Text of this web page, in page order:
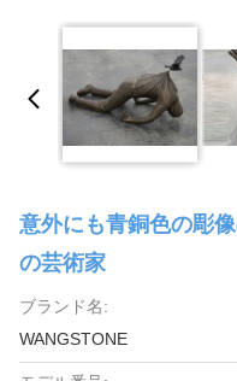
意外にも青銅色の彫
の芸術家
ブランド名:
WANGSTONE